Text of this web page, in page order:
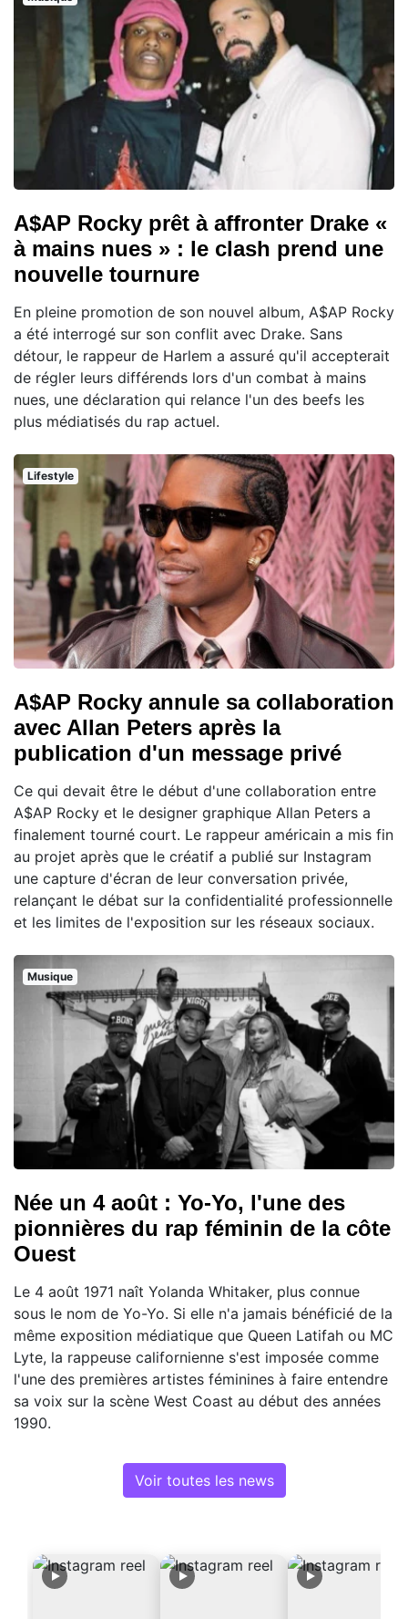
A$AP Rocky prêt à affronter Drake «
à mains nues » : le clash prend une
nouvelle tournure
En pleine promotion de son nouvel album, A$AP Rocky
a été interrogé sur son conflit avec Drake. Sans
détour, le rappeur de Harlem a assuré qu'il accepterait
de régler leurs différends lors d'un combat à mains
nues, une déclaration qui relance l'un des beefs les
plus médiatisés du rap actuel.
Lifestyle
A$AP Rocky annule sa collaboration
avec Allan Peters après la
publication d'un message privé
Ce qui devait être le début d'une collaboration entre
A$AP Rocky et le designer graphique Allan Peters a
finalement tourné court. Le rappeur américain a mis fin
au projet après que le créatif a publié sur Instagram
une capture d'écran de leur conversation privée,
relançant le débat sur la confidentialité professionnelle
et les limites de l'exposition sur les réseaux sociaux.
Musique
Née un 4 août : Yo-Yo, l'une des
pionnières du rap féminin de la côte
Ouest
Le 4 août 1971 naît Yolanda Whitaker, plus connue
sous le nom de Yo-Yo. Si elle n'a jamais bénéficié de la
même exposition médiatique que Queen Latifah ou MC
Lyte, la rappeuse californienne s'est imposée comme
l'une des premières artistes féminines à faire entendre
sa voix sur la scène West Coast au début des années
1990.
Voir toutes les news